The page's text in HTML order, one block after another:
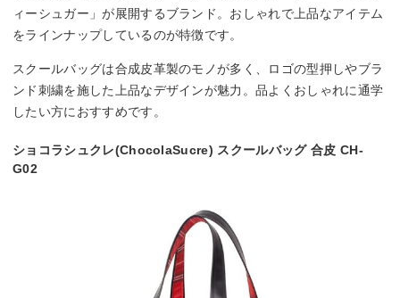
ィーシュガー」が展開するブランド。おしゃれで上品なアイテム
をラインナップしているのが特徴です。
スクールバッグは合成皮革製のモノが多く、ロゴの型押しやブラ
ンド刺繍を施した上品なデザインが魅力。品よくおしゃれに通学
したい方におすすめです。
ショコラシュクレ(ChocolaSucre) スクールバッグ 合皮 CH-
G02